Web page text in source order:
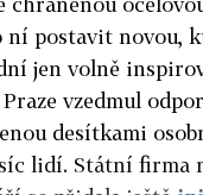
ní postavit novou,
jen volně
vzedmul
desítkami
lidí. Státní firma